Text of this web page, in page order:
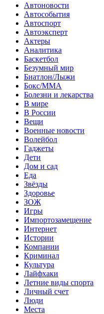
Автоновости
Автособытия
Автоспорт
Автоэксперт
Актеры
Аналитика
Баскетбол
Безумный мир
Биатлон/Лыжи
Бокс/MMA
Болезни и лекарства
В мире
В России
Вещи
Военные новости
Волейбол
Гаджеты
Дети
Дом и сад
Еда
Звёзды
Здоровье
ЗОЖ
Игры
Импортозамещение
Интернет
Истории
Компании
Криминал
Культура
Лайфхаки
Летние виды спорта
Личный счет
Люди
Места